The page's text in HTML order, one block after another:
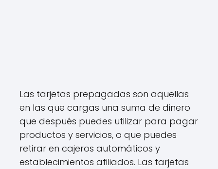
Las tarjetas prepagadas son aquellas
en las que cargas una suma de dinero
que después puedes utilizar para pagar
productos y servicios, o que puedes
retirar en cajeros automáticos y
establecimientos afiliados. Las tarjetas